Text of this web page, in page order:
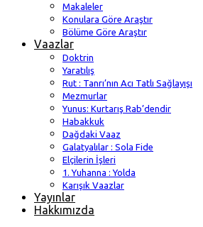
Makaleler
Konulara Göre Araştır
Bölüme Göre Araştır
Vaazlar
Doktrin
Yaratılış
Rut : Tanrı’nın Acı Tatlı Sağlayışı
Mezmurlar
Yunus: Kurtarış Rab’dendir
Habakkuk
Dağdaki Vaaz
Galatyalılar : Sola Fide
Elçilerin İşleri
1. Yuhanna : Yolda
Karışık Vaazlar
Yayınlar
Hakkımızda